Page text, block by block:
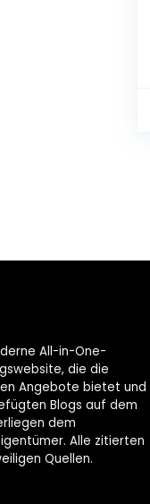
All-in-One-
die die
Angebote bietet und
Blogs auf dem
dem
Alle zitierten
Quellen.